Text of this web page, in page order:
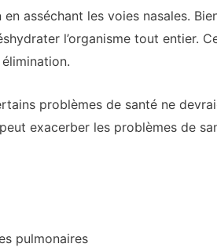
asséchant les voies nasales.
l’organisme tout entier.
problèmes de santé ne
exacerber les problèmes de
pulmonaires